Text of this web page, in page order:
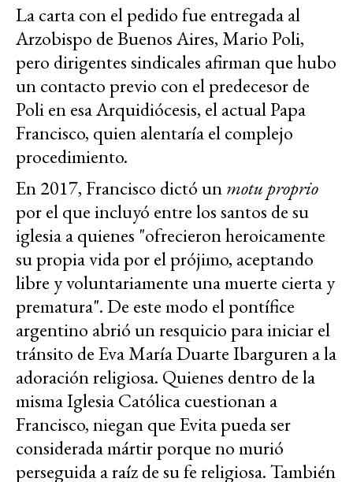
La carta con el pedido fue entregada al
Arzobispo de Buenos Aires, Mario Poli,
pero dirigentes sindicales afirman que hubo
un contacto previo con el predecesor de
Poli en esa Arquidiócesis, el actual Papa
Francisco, quien alentaría el complejo
procedimiento.
En 2017, Francisco dictó unmotu proprio
por el que incluyó entre los santos de su
iglesia a quienes "ofrecieron heroicamente
su propia vida por el prójimo, aceptando
libre y voluntariamente una muerte cierta y
prematura". De este modo el pontífice
argentino abrió un resquicio para iniciar el
tránsito de Eva María Duarte Ibarguren a la
adoración religiosa. Quienes dentro de la
misma Iglesia Católica cuestionan a
Francisco, niegan que Evita pueda ser
considerada mártir porque no murió
perseguida a raíz de su fe religiosa. También